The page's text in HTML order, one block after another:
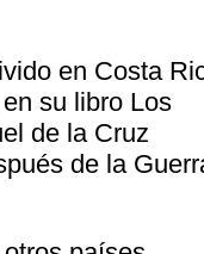
en Costa
su libro Los
de la Cruz
de la